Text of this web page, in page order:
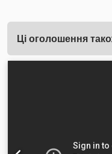
Ці оголошення